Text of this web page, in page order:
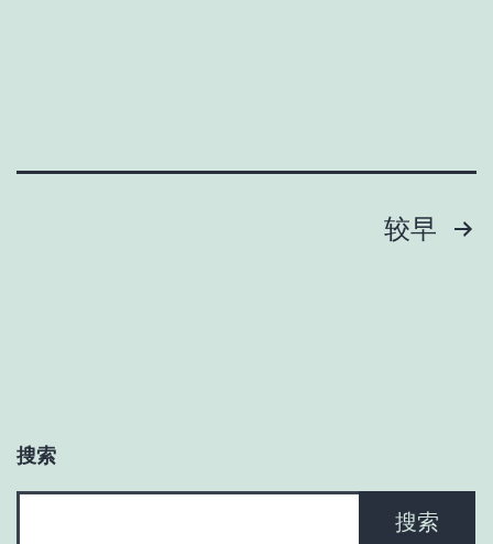
较早
搜索
搜索